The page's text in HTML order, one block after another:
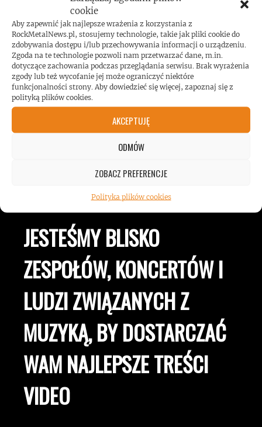
cookie
Aby zapewnić jak najlepsze wrażenia z korzystania z
RockMetalNews.pl, stosujemy technologie, takie jak pliki cookie do
zdobywania dostępu i/lub przechowywania informacji o urządzeniu.
Zgoda na te technologie pozwoli nam przetwarzać dane, m.in.
dotyczące zachowania podczas przeglądania serwisu. Brak wyrażenia
zgody lub też wycofanie jej może ograniczyć niektóre
funkcjonalności strony. Aby dowiedzieć się więcej, zapoznaj się z
polityką plików cookies.
AKCEPTUJĘ
ODMÓW
ZOBACZ PREFERENCJE
Polityka plików cookies
Koncert AC/DC przekroczył poziom
hałasu!
ROCKMETALNEWS TV
JESTEŚMY BLISKO
ZESPOŁÓW, KONCERTÓW I
LUDZI ZWIĄZANYCH Z
MUZYKĄ, BY DOSTARCZAĆ
WAM NAJLEPSZE TREŚCI
VIDEO